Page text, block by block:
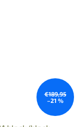
€189,95
–21 %